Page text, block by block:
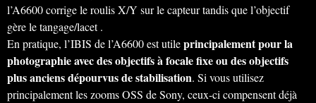
l’A6600 corrige le roulis X/Y sur le capteur tandis que l’objectif
gère le tangage/lacet .
En pratique, l’IBIS de l’A6600 est utileprincipalement pour la
photographie avec des objectifs à focale fixe ou des objectifs
plus anciens dépourvus de stabilisation. Si vous utilisez
principalement les zooms OSS de Sony, ceux-ci compensent déjà